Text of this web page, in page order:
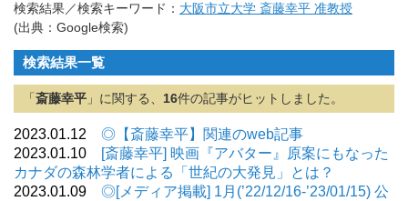
検索結果／検索キーワード： 大阪市立大学 斎藤幸平 准教授
(出典：Google検索)
検索結果一覧
「 斎藤幸平 」に関する、 16件の記事がヒットしました。
2023.01.12 ◎【斎藤幸平】関連のweb記事
2023.01.10
[斎藤幸平] 映画『アバター』原案にもなった
カナダの森林学者による「世紀の大発見」とは？
2023.01.09 ◎[メディア掲載] 1月(’22/12/16-’23/01/15) 公